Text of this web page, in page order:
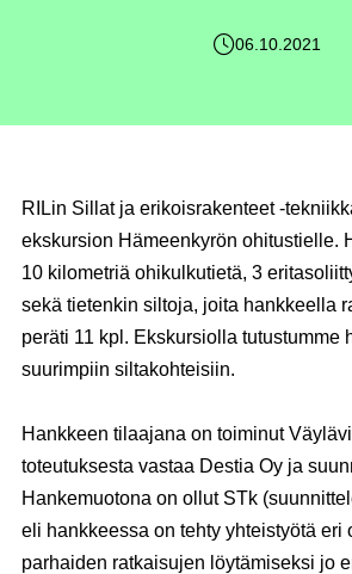
06.10.2021
RILin Sillat ja erikoisrakenteet -
ekskursion Hämeenkyrön ohitustielle.
10 kilometriä ohikulkutietä, 3
sekä tietenkin siltoja, joita hankkeella
peräti 11 kpl. Ekskursiolla tutustumme
suurimpiin siltakohteisiin.
Hankkeen tilaajana on toiminut
toteutuksesta vastaa Destia Oy ja
Hankemuotona on ollut STk
eli hankkeessa on tehty yhteistyötä eri
parhaiden ratkaisujen löytämiseksi jo